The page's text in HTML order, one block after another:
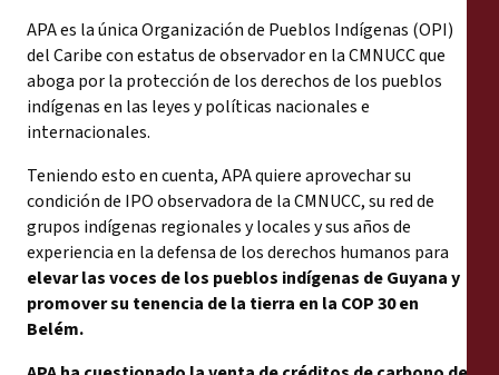
APA es la única Organización de Pueblos Indígenas (OPI)
del Caribe con estatus de observador en la CMNUCC que
aboga por la protección de los derechos de los pueblos
indígenas en las leyes y políticas nacionales e
internacionales.
Teniendo esto en cuenta, APA quiere aprovechar su
condición de IPO observadora de la CMNUCC, su red de
grupos indígenas regionales y locales y sus años de
experiencia en la defensa de los derechos humanos para
elevar las voces de los pueblos indígenas de Guyana y
promover su tenencia de la tierra en la COP 30 en
Belém.